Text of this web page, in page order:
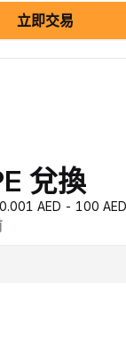
立即交易
兌換
AED - 100